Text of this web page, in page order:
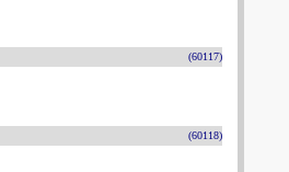
(60117)
(60118)